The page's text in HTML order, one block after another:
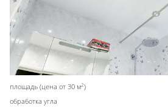
площадь (цена от 30 м2)
обработка угла